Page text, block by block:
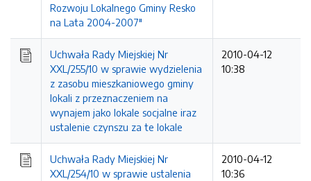
Rozwoju Lokalnego Gminy Resko
na Lata 2004-2007"
Uchwała Rady Miejskiej Nr
XXL/255/10 w sprawie wydzielenia
z zasobu mieszkaniowego gminy
lokali z przeznaczeniem na
wynajem jako lokale socjalne iraz
ustalenie czynszu za te lokale
2010-04-12
10:38
Uchwała Rady Miejskiej Nr
XXL/254/10 w sprawie ustalenia
2010-04-12
10:36